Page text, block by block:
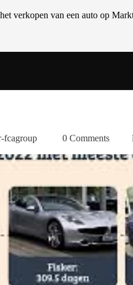
verkopen van een auto op
fcagroup 0 Comments